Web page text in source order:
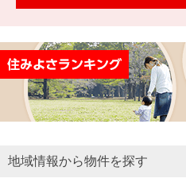
用
物
件
を
す
金額
試算
売却向け
周辺
（電子ブ
ック版）
地域情報から物件を探す